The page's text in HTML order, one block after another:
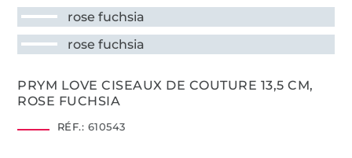
rose fuchsia
rose fuchsia
PRYM LOVE CISEAUX DE COUTURE 13,5 CM,
ROSE FUCHSIA
RÉF.: 610543